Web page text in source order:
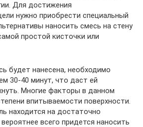
Для достижения
нужно приобрести специальный
наносить смесь на стену
простой кисточки или
будет нанесена, необходимо
30-40 минут, что даст ей
Многие факторы в данном
впитываемости поверхности.
находится на достаточно
всего придется наносить